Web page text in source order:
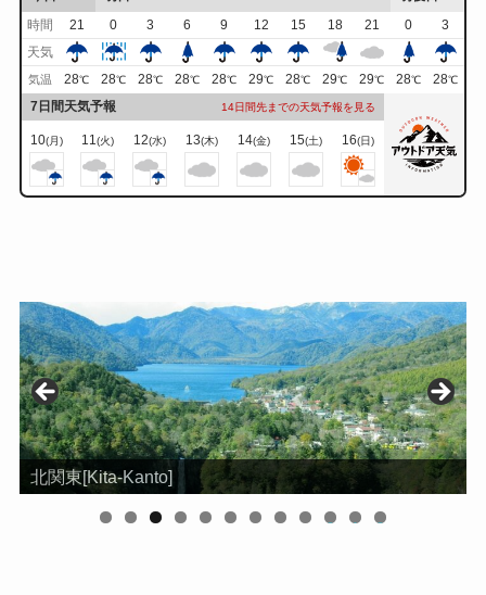
時間
21 0 3 6 9 12 15 18 21 0
3
天気
気温 28℃ 28℃ 28℃ 28℃ 28℃ 29℃ 28℃ 29℃ 29℃ 28℃ 28℃
7日間天気予報 14日間先までの天気予報を見る
10(月) 11(火) 12(水) 13(木) 14(金) 15(土) 16(日)
北関東[Kita-Kanto]
0 1 2